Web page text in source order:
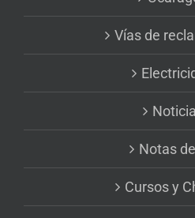
Vías de
Notas
Cursos y